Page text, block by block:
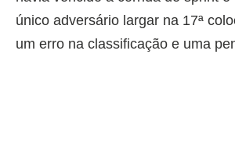
único adversário largar na 17ª
um erro na classificação e uma